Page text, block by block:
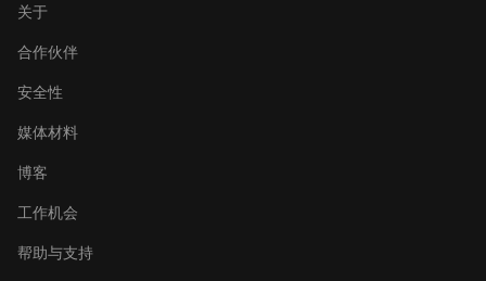
关于
合作伙伴
安全性
媒体材料
博客
工作机会
帮助与支持